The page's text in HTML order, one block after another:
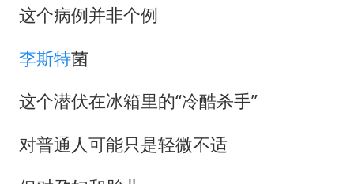
这个病例并非个例
李斯特菌
这个潜伏在冰箱里的“冷酷杀手”
对普通人可能只是轻微不适